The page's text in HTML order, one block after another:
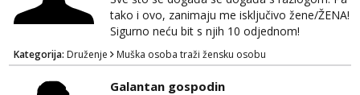
tako i ovo, zanimaju me isključivo žene/ŽENA!
Sigurno neću bit s njih 10 odjednom!
Kategorija: Druženje Muška osoba traži žensku osobu
Galantan gospodin